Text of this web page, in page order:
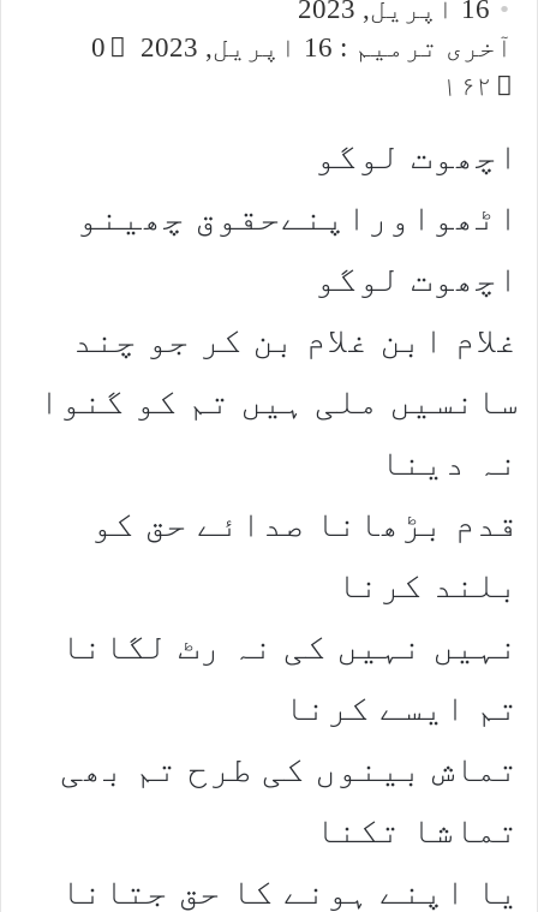
16 اپریل, 2023
آخری ترمیم : 16 اپریل, 2023
0
۱۶۲
اچھوت لوگو
اٹھواوراپنےحقوق چھینو
اچھوت لوگو
غلام ابن غلام بن کر جو چند
سانسیں ملی ہیں تم کو گنوا
نہ دینا
قدم بڑھانا صدائے حق کو
بلند کرنا
نہیں نہیں کی نہ رٹ لگانا
تم ایسے کرنا
تماش بینوں کی طرح تم بھی
تماشا تکنا
یا اپنے ہونے کا حق جتانا